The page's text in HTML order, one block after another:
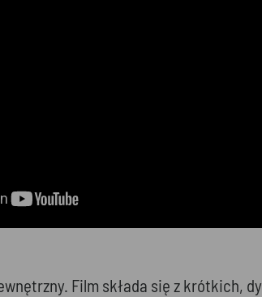
Film składa się z krótkich,